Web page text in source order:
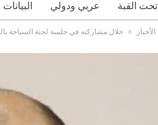
عربي ودولي تحت القبة
الأخبار خلال مشاركته في جلسة لجنة السياحة